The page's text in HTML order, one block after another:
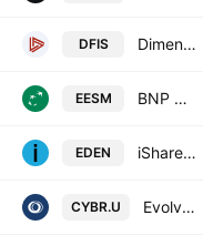
DFIS Dimensional International Small Cap ETF
EESM BNP MSCI Europe Small Caps SRI S-Series PAB 5% Capped
EDEN iShares MSCI Denmark ETF
CYBR.U Evolve Cyber Security Index Fund